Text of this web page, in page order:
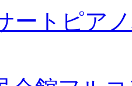
ートピア